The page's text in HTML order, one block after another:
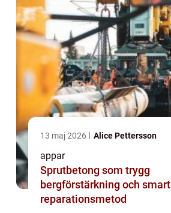
13 maj 2026 Alice Pettersson
appar
Sprutbetong som trygg
bergförstärkning och smart
reparationsmetod